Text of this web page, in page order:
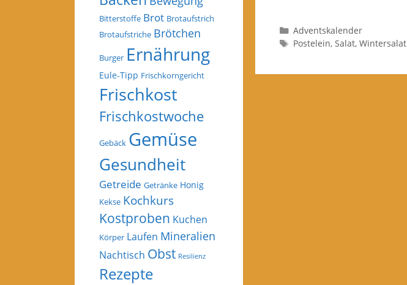
Kategorien
Adventskalender
Schlagwörter
Postelein, Salat, Wintersalat
Bitterstoffe Brot Brotaufstrich
Brotaufstriche Brötchen
Burger Ernährung
Eule-Tipp Frischkorngericht
Frischkost
Frischkostwoche
Gebäck Gemüse
Gesundheit
Getreide Getränke Honig
Kekse Kochkurs
Kostproben Kuchen
Körper Laufen Mineralien
Nachtisch Obst Resilienz
Rezepte